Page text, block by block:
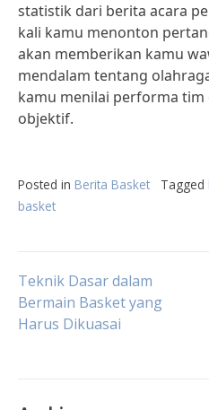
statistik dari berita acara
kali kamu menonton
akan memberikan kamu
mendalam tentang
kamu menilai performa
objektif.
Posted in Berita Basket Tagged
basket
Post
navigation
Teknik Dasar dalam
Bermain Basket yang
Harus Dikuasai